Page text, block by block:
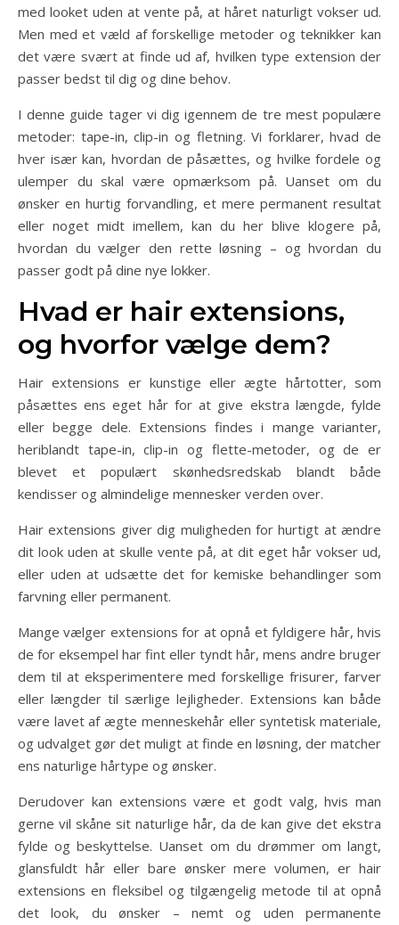
med looket uden at vente på, at håret naturligt vokser ud.
Men med et væld af forskellige metoder og teknikker kan
det være svært at finde ud af, hvilken type extension der
passer bedst til dig og dine behov.
I denne guide tager vi dig igennem de tre mest populære
metoder: tape-in, clip-in og fletning. Vi forklarer, hvad de
hver især kan, hvordan de påsættes, og hvilke fordele og
ulemper du skal være opmærksom på. Uanset om du
ønsker en hurtig forvandling, et mere permanent resultat
eller noget midt imellem, kan du her blive klogere på,
hvordan du vælger den rette løsning – og hvordan du
passer godt på dine nye lokker.
Hvad er hair extensions,
og hvorfor vælge dem?
Hair extensions er kunstige eller ægte hårtotter, som
påsættes ens eget hår for at give ekstra længde, fylde
eller begge dele. Extensions findes i mange varianter,
heriblandt tape-in, clip-in og flette-metoder, og de er
blevet et populært skønhedsredskab blandt både
kendisser og almindelige mennesker verden over.
Hair extensions giver dig muligheden for hurtigt at ændre
dit look uden at skulle vente på, at dit eget hår vokser ud,
eller uden at udsætte det for kemiske behandlinger som
farvning eller permanent.
Mange vælger extensions for at opnå et fyldigere hår, hvis
de for eksempel har fint eller tyndt hår, mens andre bruger
dem til at eksperimentere med forskellige frisurer, farver
eller længder til særlige lejligheder. Extensions kan både
være lavet af ægte menneskehår eller syntetisk materiale,
og udvalget gør det muligt at finde en løsning, der matcher
ens naturlige hårtype og ønsker.
Derudover kan extensions være et godt valg, hvis man
gerne vil skåne sit naturlige hår, da de kan give det ekstra
fylde og beskyttelse. Uanset om du drømmer om langt,
glansfuldt hår eller bare ønsker mere volumen, er hair
extensions en fleksibel og tilgængelig metode til at opnå
det look, du ønsker – nemt og uden permanente